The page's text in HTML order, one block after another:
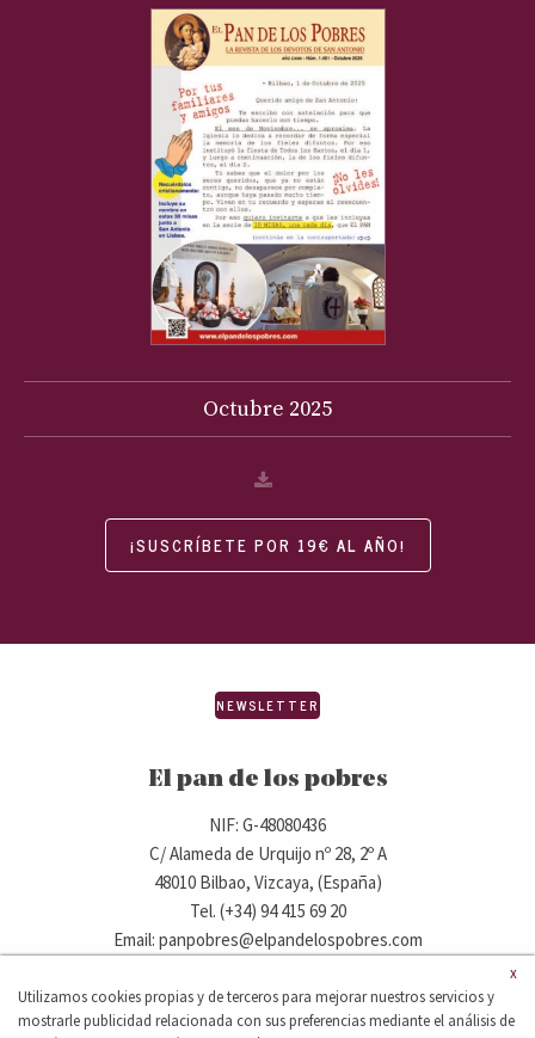
Octubre 2025
¡SUSCRÍBETE POR 19€ AL AÑO!
El pan de los pobres
NIF: G-48080436
C/ Alameda de Urquijo nº 28, 2º A
48010 Bilbao, Vizcaya, (España)
Tel. (+34) 94 415 69 20
Email: panpobres@elpandelospobres.com
NEWSLETTER
© 2020 elpandelospobres.com.
Aviso legal
Cláusula de exención de responsabilidad
x
Utilizamos cookies propias y de terceros para mejorar nuestros servicios y
mostrarle publicidad relacionada con sus preferencias mediante el análisis de